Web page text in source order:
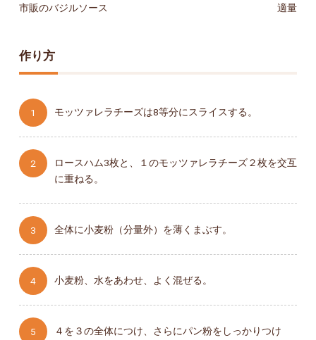
市販のバジルソース
適量
作り方
モッツァレラチーズは8等分にスライスする。
ロースハム3枚と、１のモッツァレラチーズ２枚を交互
に重ねる。
全体に小麦粉（分量外）を薄くまぶす。
小麦粉、水をあわせ、よく混ぜる。
４を３の全体につけ、さらにパン粉をしっかりつけ